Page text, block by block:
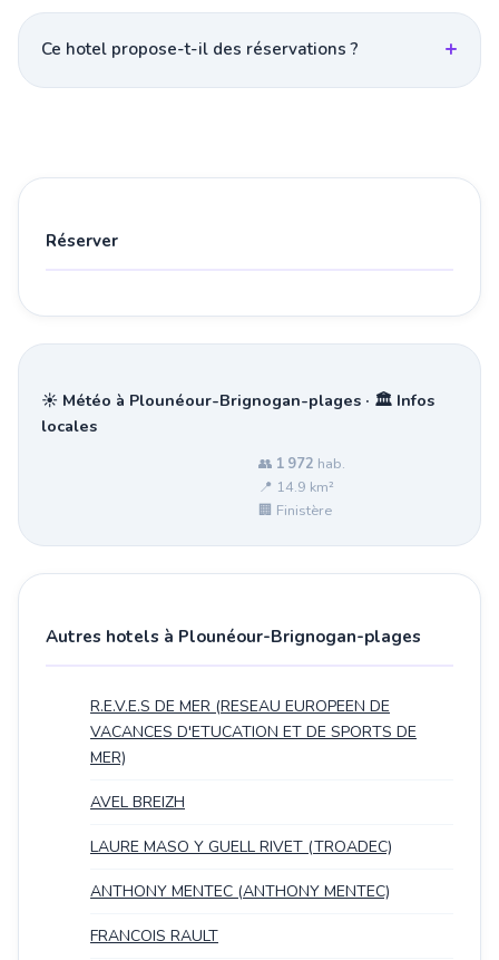
Ce hotel propose-t-il des réservations ?
Réserver
☀️ Météo à Plounéour-Brignogan-plages · 🏛️ Infos
locales
👥 1 972 hab.
📍 14.9 km²
🏢 Finistère
Autres hotels à Plounéour-Brignogan-plages
R.E.V.E.S DE MER (RESEAU EUROPEEN DE
VACANCES D'ETUCATION ET DE SPORTS DE
MER)
AVEL BREIZH
LAURE MASO Y GUELL RIVET (TROADEC)
ANTHONY MENTEC (ANTHONY MENTEC)
FRANCOIS RAULT